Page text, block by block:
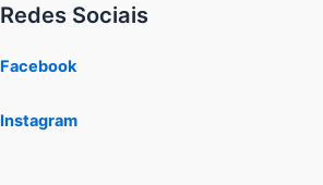
Redes Sociais
Facebook
Instagram